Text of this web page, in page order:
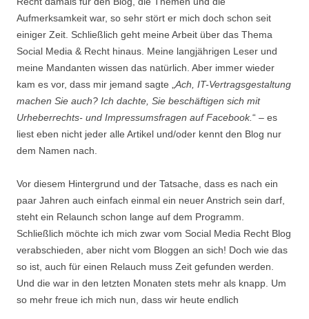
Aufmerksamkeit war, so sehr stört er mich doch schon seit
einiger Zeit. Schließlich geht meine Arbeit über das Thema
Social Media & Recht hinaus. Meine langjährigen Leser und
meine Mandanten wissen das natürlich. Aber immer wieder
kam es vor, dass mir jemand sagte „ Ach, IT-Vertragsgestaltung
machen Sie auch? Ich dachte, Sie beschäftigen sich mit
Urheberrechts- und Impressumsfragen auf Facebook.“ – es
liest eben nicht jeder alle Artikel und/oder kennt den Blog nur
dem Namen nach.
Vor diesem Hintergrund und der Tatsache, dass es nach ein
paar Jahren auch einfach einmal ein neuer Anstrich sein darf,
steht ein Relaunch schon lange auf dem Programm.
Schließlich möchte ich mich zwar vom Social Media Recht Blog
verabschieden, aber nicht vom Bloggen an sich! Doch wie das
so ist, auch für einen Relauch muss Zeit gefunden werden.
Und die war in den letzten Monaten stets mehr als knapp. Um
so mehr freue ich mich nun, dass wir heute endlich